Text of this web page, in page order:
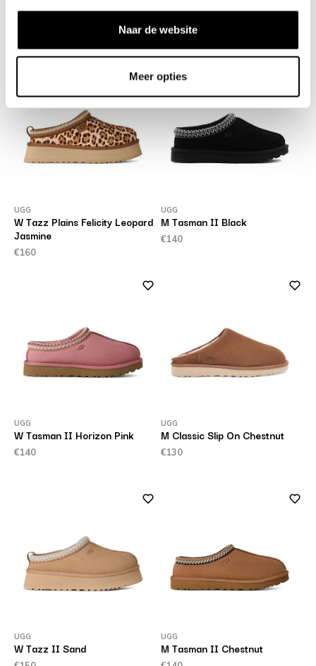
Naar de website
Meer opties
W Ellis Loafer Chestnut Boston BS Pink Clay
€150
UGG
W Tazz Plains Felicity Leopard
Jasmine
€160
UGG
M Tasman II Black
€140
UGG
W Tasman II Horizon Pink
€140
UGG
M Classic Slip On Chestnut
€130
UGG
W Tazz II Sand
UGG
M Tasman II Chestnut